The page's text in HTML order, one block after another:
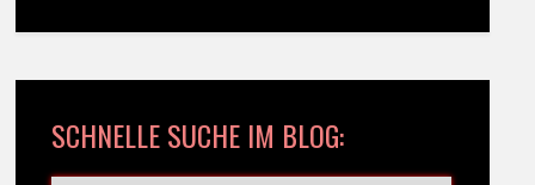
SCHNELLE SUCHE IM BLOG: